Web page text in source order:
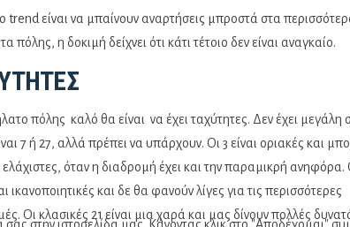
trend είναι να μπαίνουν αναρτήσεις μπροστά στα
πόλης, η δοκιμή δείχνει ότι κάτι τέτοιο δεν είναι αναγκαίο.
πόλης καλό θα είναι να έχει ταχύτητες. Δεν έχει μεγάλη
7 ή 27, αλλά πρέπει να υπάρχουν. Οι 3 είναι οριακές και
όταν η διαδρομή έχει και την παραμικρή ανηφόρα.
ικανοποιητικές και δε θα φανούν λίγες για τις περισσότερες
Οι κλασικές 21 είναι μια χαρά και μας δίνουν πολλές